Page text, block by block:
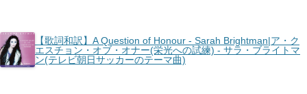
【歌詞和訳】A Question of Honour - Sarah Brightman|ア・ク
エスチョン・オブ・オナー(栄光への試練) - サラ・ブライトマ
ン(テレビ朝日サッカーのテーマ曲)